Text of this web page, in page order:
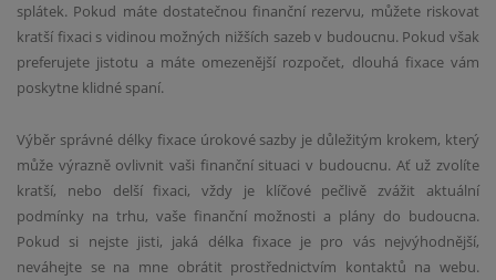
splátek. Pokud máte dostatečnou finanční rezervu, můžete riskovat
kratší fixaci s vidinou možných nižších sazeb v budoucnu. Pokud však
preferujete jistotu a máte omezenější rozpočet, dlouhá fixace vám
poskytne klidné spaní.
Výběr správné délky fixace úrokové sazby je důležitým krokem, který
může výrazně ovlivnit vaši finanční situaci v budoucnu. Ať už zvolíte
kratší, nebo delší fixaci, vždy je klíčové pečlivě zvážit aktuální
podmínky na trhu, vaše finanční možnosti a plány do budoucna.
Pokud si nejste jisti, jaká délka fixace je pro vás nejvýhodnější,
neváhejte se na mne obrátit prostřednictvím kontaktů na webu.